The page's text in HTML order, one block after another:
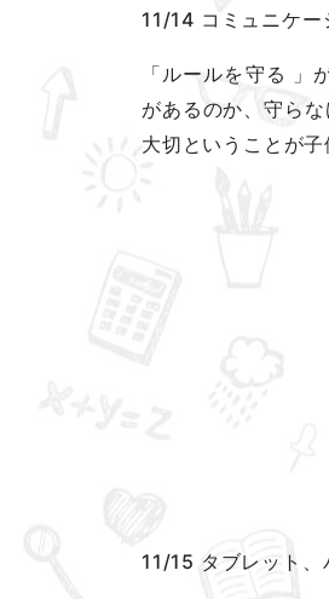
11/14 コミュニケ
「ルールを守る
があるのか、守ら
大切ということが子
11/15 タブレット、